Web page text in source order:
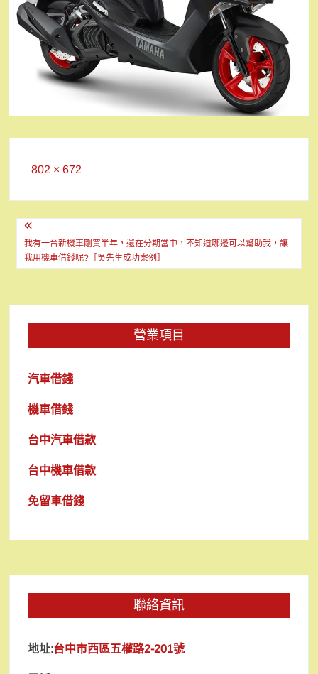
Full
802 × 672
文
章
導
覽
我有一台新機車剛買半年，還在分期當中，不知道哪邊可以幫助我，讓
我用機車借錢呢?［吳先生成功案例］
營業項目
汽車借錢
機車借錢
台中汽車借款
台中機車借款
免留車借錢
聯絡資訊
地址:台中市西區五權路2-201號